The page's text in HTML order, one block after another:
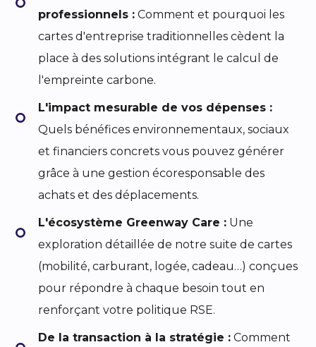
professionnels : Comment et pourquoi les
cartes d'entreprise traditionnelles cèdent la
place à des solutions intégrant le calcul de
l'empreinte carbone.
L'impact mesurable de vos dépenses :
Quels bénéfices environnementaux, sociaux
et financiers concrets vous pouvez générer
grâce à une gestion écoresponsable des
achats et des déplacements.
L'écosystème Greenway Care : Une
exploration détaillée de notre suite de cartes
(mobilité, carburant, logée, cadeau…) conçues
pour répondre à chaque besoin tout en
renforçant votre politique RSE.
De la transaction à la stratégie : Comment